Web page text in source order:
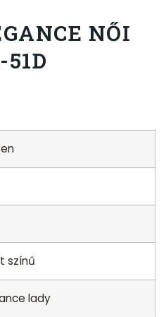
NŐI
színű
lady